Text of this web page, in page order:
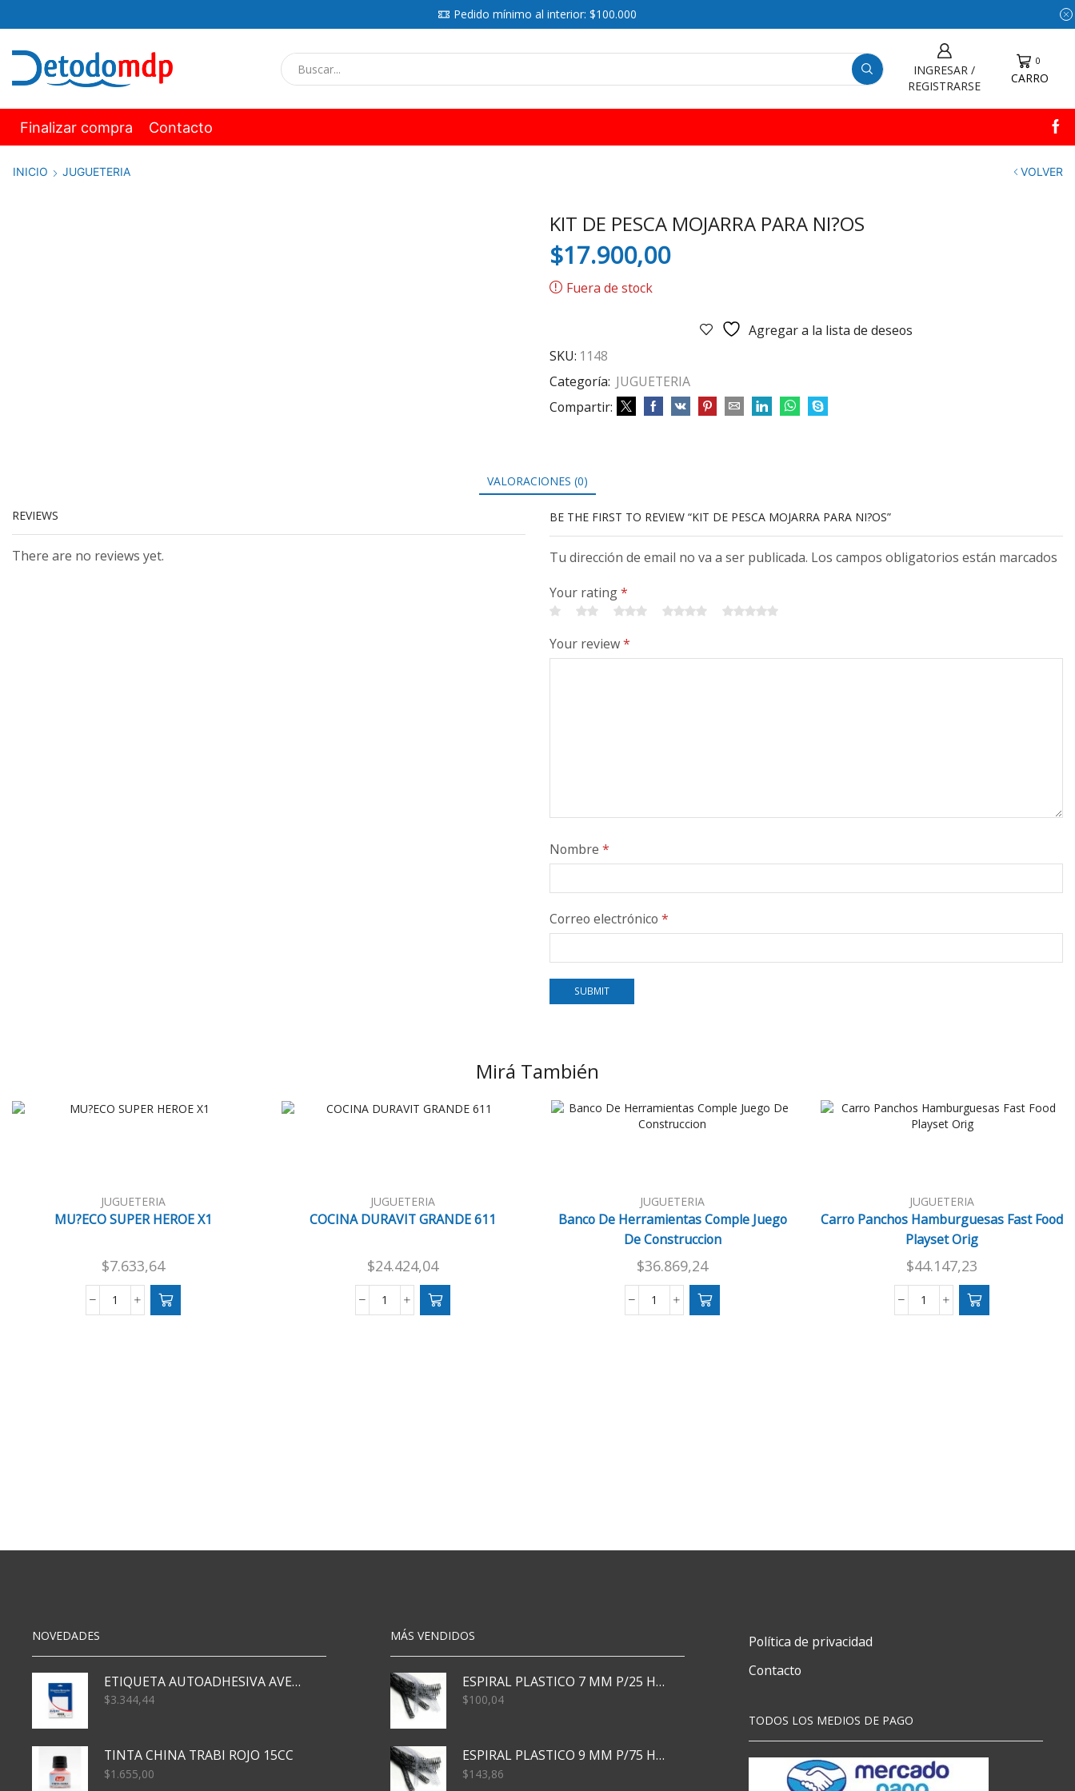
Pedido mínimo al interior: $100.000
INGRESAR /
REGISTRARSE
0
CARRO
Finalizar compra Contacto
INICIO JUGUETERIA VOLVER
KIT DE PESCA MOJARRA PARA NI?OS
$17.900,00
Fuera de stock
Agregar a la lista de deseos
SKU: 1148
Categoría: JUGUETERIA
Compartir:
VALORACIONES (0)
REVIEWS
There are no reviews yet.
BE THE FIRST TO REVIEW “KIT DE PESCA MOJARRA PARA NI?OS”
Tu dirección de email no va a ser publicada. Los campos obligatorios están marcados
Your rating*
Your review*
Nombre *
Correo electrónico *
Mirá También
JUGUETERIA
MU?ECO SUPER HEROE X1
$7.633,64
MU?
JUGUETERIA
COCINA DURAVIT GRANDE 611
$24.424,04
COCINA
JUGUETERIA
Banco De Herramientas Comple Juego
De Construccion
$36.869,24
Banco
JUGUETERIA
Carro Panchos Hamburguesas Fast Food
Playset Orig
$44.147,23
Carro
NOVEDADES
ETIQUETA AUTOADHESIVA AVERY 3026 30H 20 X 70
$3.344,44
TINTA CHINA TRABI ROJO 15CC
$1.655,00
MÁS VENDIDOS
ESPIRAL PLASTICO 7 MM P/25 HJS X50x3000
$100,04
ESPIRAL PLASTICO 9 MM P/75 HJS X50X2400
$143,86
Política de privacidad
Contacto
TODOS LOS MEDIOS DE PAGO